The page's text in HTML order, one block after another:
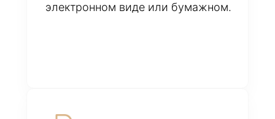
электронном виде или бумажном.